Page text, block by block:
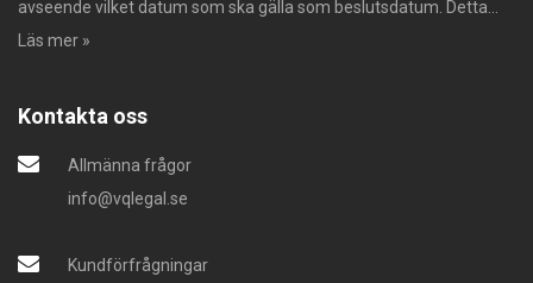
avseende vilket datum som ska gälla som beslutsdatum. Detta...
Läs mer »
Kontakta oss
Allmänna frågor
info@vqlegal.se
Kundförfrågningar